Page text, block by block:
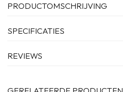
PRODUCTOMSCHRIJVING
SPECIFICATIES
REVIEWS